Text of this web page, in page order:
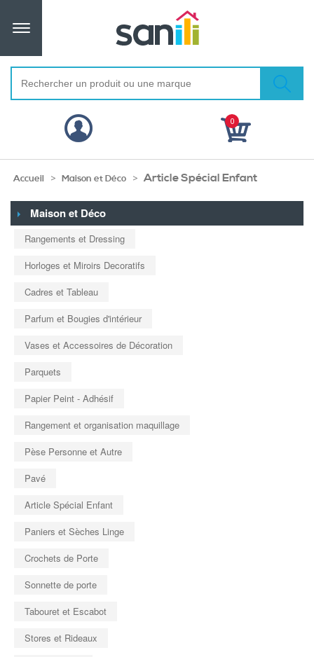
0
Accueil > Maison et Déco > Article Spécial Enfant
Maison et Déco
Rangements et Dressing
Horloges et Miroirs Decoratifs
Cadres et Tableau
Parfum et Bougies d'intérieur
Vases et Accessoires de Décoration
Parquets
Papier Peint - Adhésif
Rangement et organisation maquillage
Pèse Personne et Autre
Pavé
Article Spécial Enfant
Paniers et Sèches Linge
Crochets de Porte
Sonnette de porte
Tabouret et Escabot
Stores et Rideaux